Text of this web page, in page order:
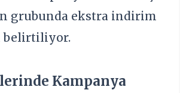
grubunda ekstra indirim
belirtiliyor.
Kampanya